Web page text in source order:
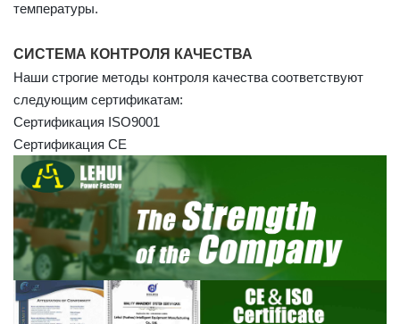
температуры.
СИСТЕМА КОНТРОЛЯ КАЧЕСТВА
Наши строгие методы контроля качества соответствуют
следующим сертификатам:
Сертификация ISO9001
Сертификация CE